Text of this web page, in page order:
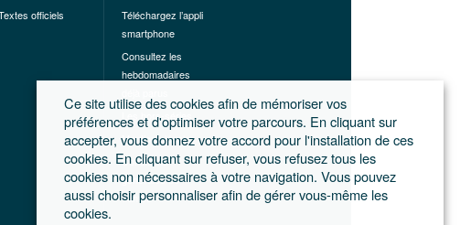
officiels
Téléchargez l’appli
smartphone
Consultez les
hebdomadaires
Les hors-séries
Mentions légales
Conditions
générales de
ventes
Ce site utilise des cookies afin de mémoriser vos
préférences et d'optimiser votre parcours. En cliquant sur
accepter, vous donnez votre accord pour l'installation de ces
cookies. En cliquant sur refuser, vous refusez tous les
cookies non nécessaires à votre navigation. Vous pouvez
aussi choisir personnaliser afin de gérer vous-même les
cookies.